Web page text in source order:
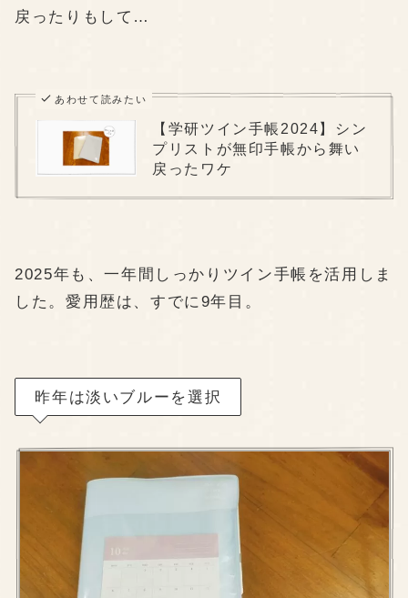
戻ったりもして…
あわせて読みたい
【学研ツイン手帳2024】シン
プリストが無印手帳から舞い
戻ったワケ
2025年も、一年間しっかりツイン手帳を活用しま
した。愛用歴は、すでに9年目。
昨年は淡いブルーを選択